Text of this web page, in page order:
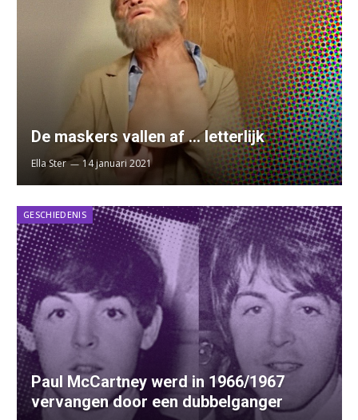
De maskers vallen af … letterlijk
Ella Ster 14 januari 2021
GESCHIEDENIS
Paul McCartney werd in 1966/1967
vervangen door een dubbelganger